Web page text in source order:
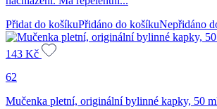
Přidat do košíkuPřidáno do košíkuNepřidáno
143 Kč
62
Mučenka pletní, originální bylinné kapky, 50